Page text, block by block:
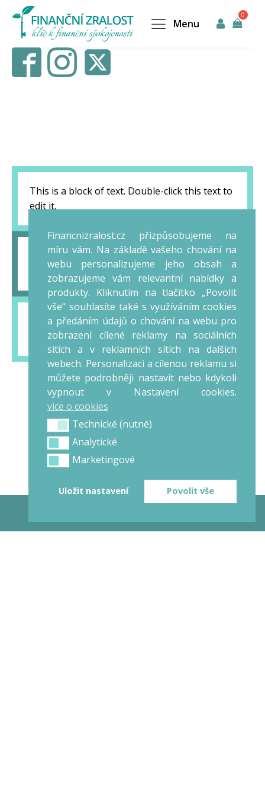
Menu
This is a block of text. Double-click this text to
edit it.
This is a block of text. Double-click this text to
edit it.
This is a block of text. Double-click this text to
edit it.
Financnizralost.cz přizpůsobujeme na
míru vám. Na základě vašeho chování na
webu personalizujeme jeho obsah a
zobrazujeme vám relevantní nabídky a
produkty. Kliknutím na tlačítko „Povolit
vše“ souhlasíte také s využíváním cookies
a předáním údajů o chování na webu pro
zobrazení cílené reklamy na sociálních
sítích a v reklamních sítích na dalších
webech. Personalizaci a cílenou reklamu si
můžete podrobněji nastavit nebo kdykoli
vypnout v Nastavení cookies.
více o cookies
Technické (nutné)
Technické (nutné)
AnalytickéAnalytické
Marketingové
Marketingové
Uložit nastavení Povolit vše